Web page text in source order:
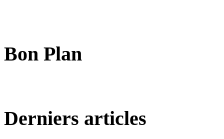
Bon Plan
Derniers articles